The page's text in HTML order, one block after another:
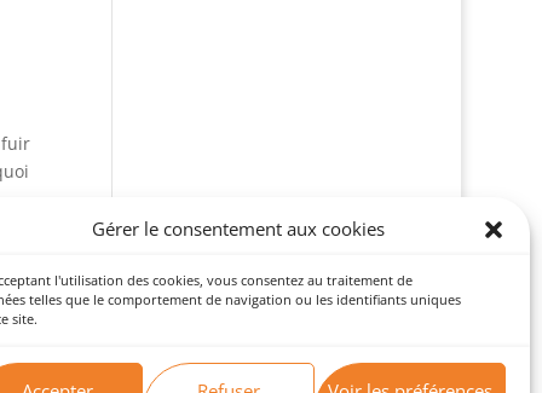
Gérer le consentement aux cookies
l'utilisation des cookies, vous consentez au traitement de
telles que le comportement de navigation ou les identifiants uniques
site.
fuir